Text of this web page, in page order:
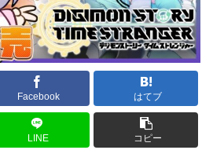
Facebook はてブ
LINE コピー